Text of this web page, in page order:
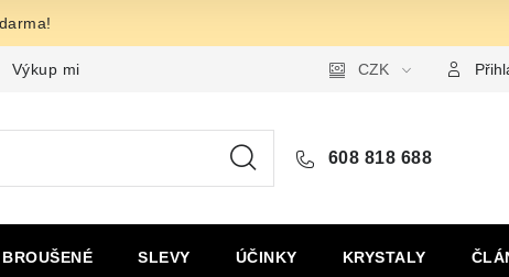
Výkup minerálů a drahých kamenů Formulář pro uplatnění
CZK
608 818 688
BROUŠENÉ SLEVY ÚČINKY KRYSTALY